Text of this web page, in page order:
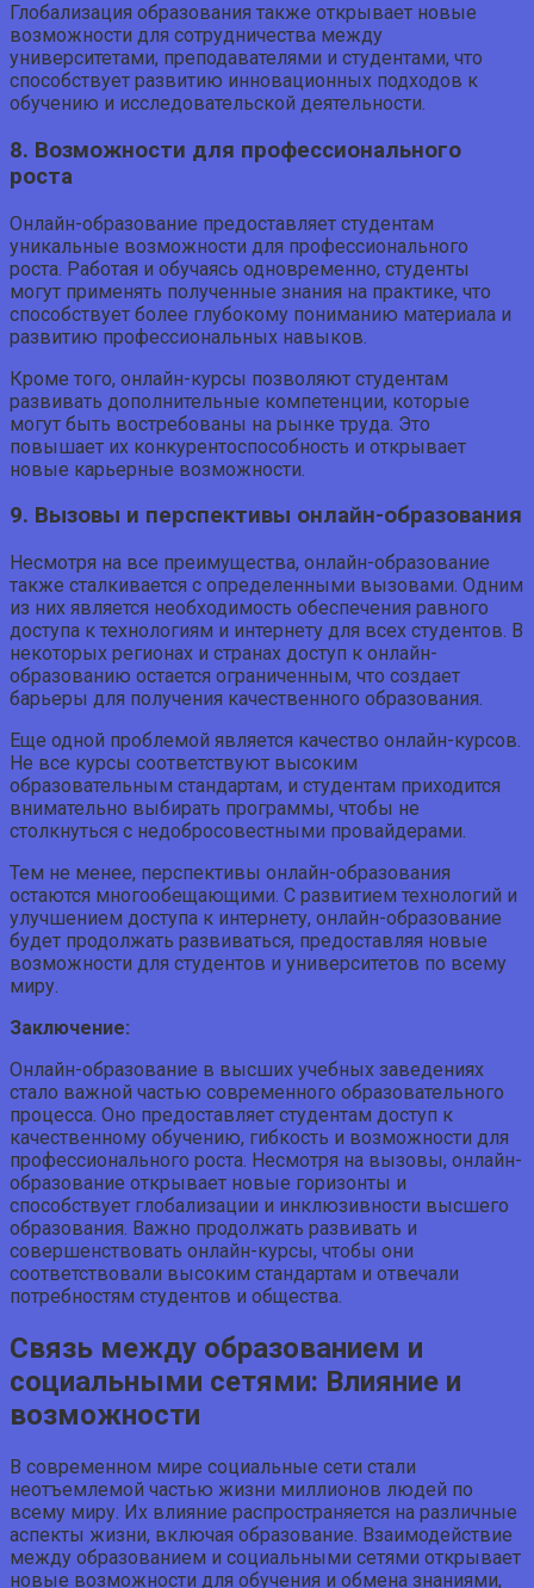
Глобализация образования также открывает новые
возможности для сотрудничества между
университетами, преподавателями и студентами, что
способствует развитию инновационных подходов к
обучению и исследовательской деятельности.
8. Возможности для профессионального
роста
Онлайн-образование предоставляет студентам
уникальные возможности для профессионального
роста. Работая и обучаясь одновременно, студенты
могут применять полученные знания на практике, что
способствует более глубокому пониманию материала и
развитию профессиональных навыков.
Кроме того, онлайн-курсы позволяют студентам
развивать дополнительные компетенции, которые
могут быть востребованы на рынке труда. Это
повышает их конкурентоспособность и открывает
новые карьерные возможности.
9. Вызовы и перспективы онлайн-образования
Несмотря на все преимущества, онлайн-образование
также сталкивается с определенными вызовами. Одним
из них является необходимость обеспечения равного
доступа к технологиям и интернету для всех студентов. В
некоторых регионах и странах доступ к онлайн-
образованию остается ограниченным, что создает
барьеры для получения качественного образования.
Еще одной проблемой является качество онлайн-курсов.
Не все курсы соответствуют высоким
образовательным стандартам, и студентам приходится
внимательно выбирать программы, чтобы не
столкнуться с недобросовестными провайдерами.
Тем не менее, перспективы онлайн-образования
остаются многообещающими. С развитием технологий и
улучшением доступа к интернету, онлайн-образование
будет продолжать развиваться, предоставляя новые
возможности для студентов и университетов по всему
миру.
Заключение:
Онлайн-образование в высших учебных заведениях
стало важной частью современного образовательного
процесса. Оно предоставляет студентам доступ к
качественному обучению, гибкость и возможности для
профессионального роста. Несмотря на вызовы, онлайн-
образование открывает новые горизонты и
способствует глобализации и инклюзивности высшего
образования. Важно продолжать развивать и
совершенствовать онлайн-курсы, чтобы они
соответствовали высоким стандартам и отвечали
потребностям студентов и общества.
Связь между образованием и
социальными сетями: Влияние и
возможности
В современном мире социальные сети стали
неотъемлемой частью жизни миллионов людей по
всему миру. Их влияние распространяется на различные
аспекты жизни, включая образование. Взаимодействие
между образованием и социальными сетями открывает
новые возможности для обучения и обмена знаниями,